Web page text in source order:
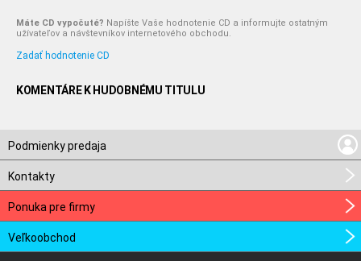
Máte CD vypočuté? Napíšte Vaše hodnotenie CD a informujte ostatným
užívateľov a návštevníkov internetového obchodu.
Zadať hodnotenie CD
KOMENTÁRE K HUDOBNÉMU TITULU
Podmienky predaja
Kontakty
Ponuka pre firmy
Veľkoobchod